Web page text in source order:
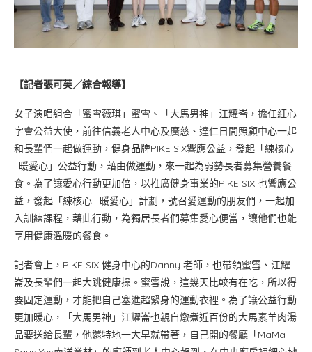
【記者張可芙／綜合報導】
女子演唱組合「蜜雪薇琪」蜜雪、「大馬男神」江耀崙，擔任紅心
字會公益大使，前往信義老人中心及廣慈、達仁日間照顧中心一起
和長輩們一起做運動，健身品牌PIKE SIX響應公益，發起「練核心
· 暖愛心」公益行動，藉由做運動，來一起為弱勢長者募集營養餐
食。為了讓愛心行動更加倍，以推廣健身事業的PIKE SIX 也響應公
益，發起「練核心 · 暖愛心」計劃，號召愛運動的朋友們，一起加
入訓練課程，藉此行動，為獨居長者們募集愛心便當，讓他們也能
享用健康溫暖的餐食。
記者會上，PIKE SIX 健身中心的Danny 老師，也帶領蜜雪、江耀
崙及長輩們一起大跳健康操。蜜雪說，這幾天比較有在吃，所以得
要固定運動，才能把自己塞進超緊身的運動衣裡。為了讓公益行動
更加暖心，「大馬男神」江耀崙也親自燉煮近百份的大馬素羊肉湯
品要送給長輩，他還特地一大早就帶著，自己開的餐廳「MaMa